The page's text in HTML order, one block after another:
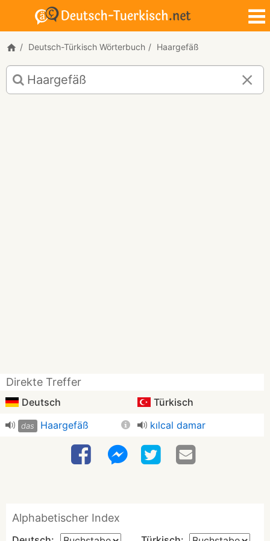
Deutsch-Türkisch Wörterbuch Haargefäß
Deutsch-
Türkisch
Übersetzung
Direkte Treffer
Deutsch Türkisch
das Haargefäß kılcal damar
Alphabetischer Index